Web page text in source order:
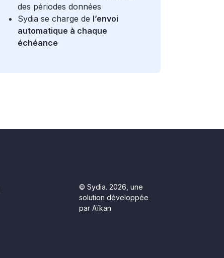
des périodes données
Sydia se charge de l’envoi
automatique à chaque
échéance
© Sydia. 2026, une
solution développée
par Aïkan